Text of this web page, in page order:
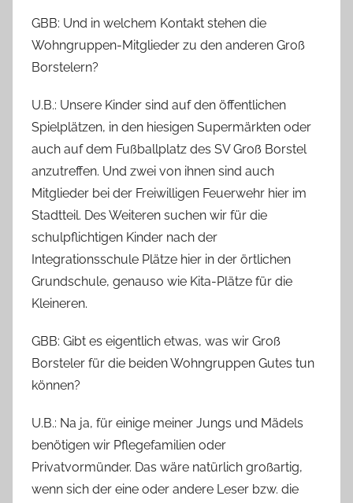
GBB: Und in welchem Kontakt stehen die
Wohngruppen-Mitglieder zu den anderen Groß
Borstelern?
U.B.: Unsere Kinder sind auf den öffentlichen
Spielplätzen, in den hiesigen Supermärkten oder
auch auf dem Fußballplatz des SV Groß Borstel
anzutreffen. Und zwei von ihnen sind auch
Mitglieder bei der Freiwilligen Feuerwehr hier im
Stadtteil. Des Weiteren suchen wir für die
schulpflichtigen Kinder nach der
Integrationsschule Plätze hier in der örtlichen
Grundschule, genauso wie Kita-Plätze für die
Kleineren.
GBB: Gibt es eigentlich etwas, was wir Groß
Borsteler für die beiden Wohngruppen Gutes tun
können?
U.B.: Na ja, für einige meiner Jungs und Mädels
benötigen wir Pflegefamilien oder
Privatvormünder. Das wäre natürlich großartig,
wenn sich der eine oder andere Leser bzw. die